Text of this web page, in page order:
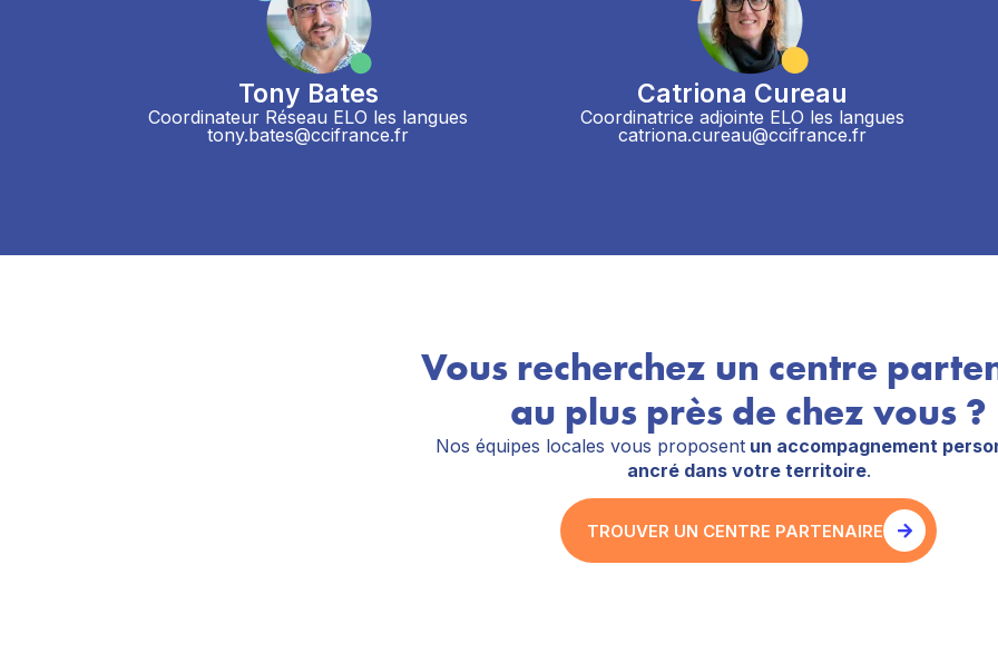
Tony Bates
Coordinateur Réseau ELO les langues
tony.bates@ccifrance.fr
Catriona Cureau
Coordinatrice adjointe ELO les langues
catriona.cureau@ccifrance.fr
Vous recherchez un centre
au plus près de chez vous ?
Nos équipes locales vous proposentun accompagnement
ancré dans votre territoire.
TROUVER UN CENTRE PARTENAIRE